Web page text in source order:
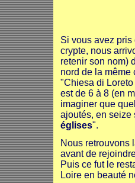
Si vous avez
crypte, nous
retenir son nom)
nord de la même
"Chiesa di
est de 6 à 8 (en
imaginer que
ajoutés, en
églises".
Nous retrouvons
avant de
Puis ce fut le
Loire en beauté